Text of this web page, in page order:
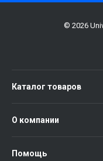
© 2026
Каталог товаров
О компании
Помощь